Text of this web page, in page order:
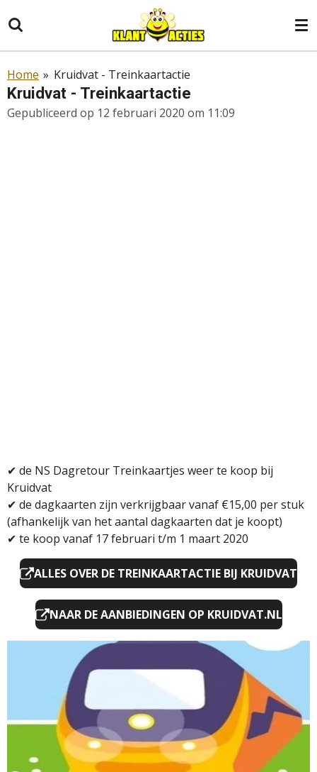
direct
naar
hoofdinhoud
Home » Kruidvat - Treinkaartactie
Kruidvat - Treinkaartactie
Gepubliceerd op 12 februari 2020 om 11:09
✔ de NS Dagretour Treinkaartjes weer te koop bij
Kruidvat
✔ de dagkaarten zijn verkrijgbaar vanaf €15,00 per stuk
(afhankelijk van het aantal dagkaarten dat je koopt)
✔ te koop vanaf 17 februari t/m 1 maart 2020
ALLES OVER DE TREINKAARTACTIE BIJ KRUIDVAT
NAAR DE AANBIEDINGEN OP KRUIDVAT.NL